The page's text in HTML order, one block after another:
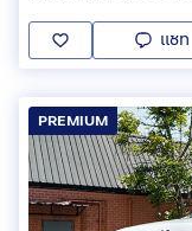
แชท
PREMIUM